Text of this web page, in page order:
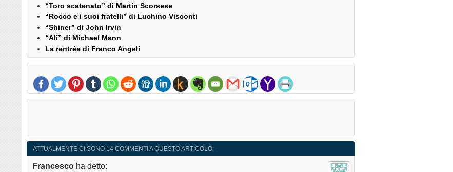
“Toro scatenato” di Martin Scorsese
“Rocco e i suoi fratelli” di Luchino Visconti
“Shiner” di John Irvin
“Alì” di Michael Mann
La rentrée di Franco Angeli
ATTUALMENTE CI SONO 14 COMMENTI A QUESTO ARTICOLO:
Francesco ha detto: